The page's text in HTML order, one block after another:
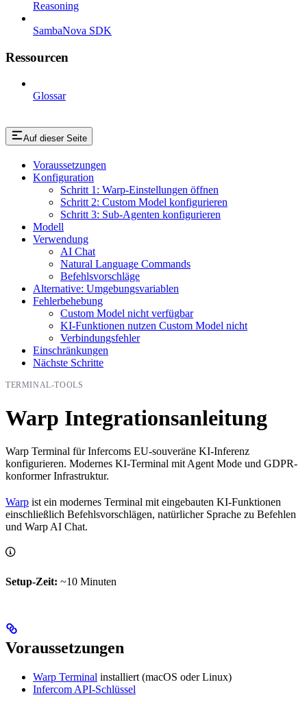
Reasoning
SambaNova SDK
Ressourcen
Glossar
Auf dieser Seite
Voraussetzungen
Konfiguration
Schritt 1: Warp-Einstellungen öffnen
Schritt 2: Custom Model konfigurieren
Schritt 3: Sub-Agenten konfigurieren
Modell
Verwendung
AI Chat
Natural Language Commands
Befehlsvorschläge
Alternative: Umgebungsvariablen
Fehlerbehebung
Custom Model nicht verfügbar
KI-Funktionen nutzen Custom Model nicht
Verbindungsfehler
Einschränkungen
Nächste Schritte
TERMINAL-TOOLS
Warp Integrationsanleitung
Warp Terminal für Infercoms EU-souveräne KI-Inferenz
konfigurieren. Modernes KI-Terminal mit Agent Mode und GDPR-
konformer Infrastruktur.
Warp ist ein modernes Terminal mit eingebauten KI-Funktionen
einschließlich Befehlsvorschlägen, natürlicher Sprache zu Befehlen
und Warp AI Chat.
Setup-Zeit: ~10 Minuten
Voraussetzungen
Warp Terminal installiert (macOS oder Linux)
Infercom API-Schlüssel